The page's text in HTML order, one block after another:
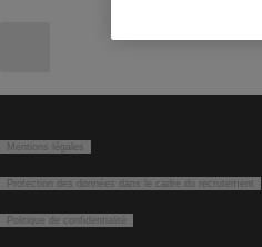
Mentions légales
Protection des données dans le cadre du recrutement
Politique de confidentialité